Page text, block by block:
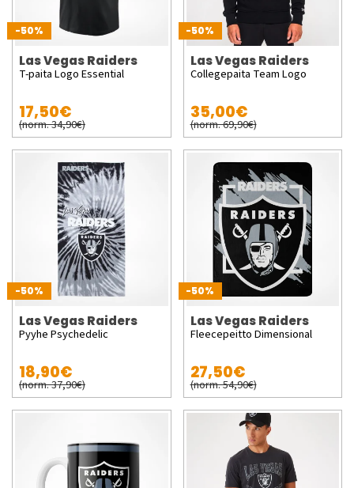
-50%
Las Vegas Raiders
T-paita Logo Essential
17,50€
(norm. 34,90€)
-50%
Las Vegas Raiders
Collegepaita Team Logo
35,00€
(norm. 69,90€)
-50%
Las Vegas Raiders
Pyyhe Psychedelic
18,90€
(norm. 37,90€)
-50%
Las Vegas Raiders
Fleecepeitto Dimensional
27,50€
(norm. 54,90€)